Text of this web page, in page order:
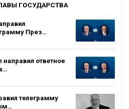
ГОСУДАРСТВА
През…
ответное
телеграмму